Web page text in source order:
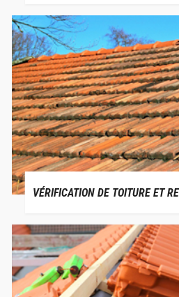
VÉRIFICATION DE TOITURE ET